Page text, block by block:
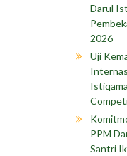
Darul
2026
Uji
PPM
Santri